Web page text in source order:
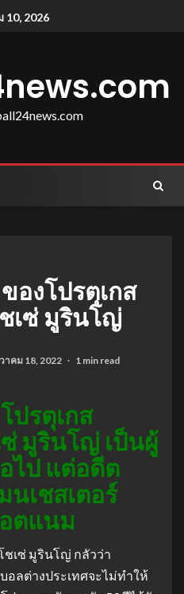
10, 2026
องโปรตุเกส
เซ่ มูรินโญ่
าคม 18, 2022 1 min read
ปรตุเกส
มูรินโญ่ เป็นผู้
ไป แต่อดีต
เชสเตอร์
ตแนม
ชเซ่ มูรินโญ่ กลัวว่า
ลต่างประเทศจะไม่ทำให้